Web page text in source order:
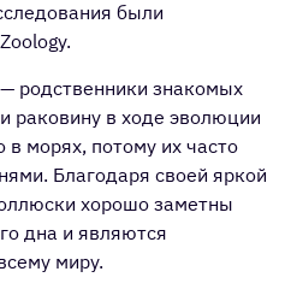
были
родственники знакомых
раковину в ходе эволюции
морях, потому их часто
Благодаря своей яркой
хорошо заметны
дна и являются
миру.